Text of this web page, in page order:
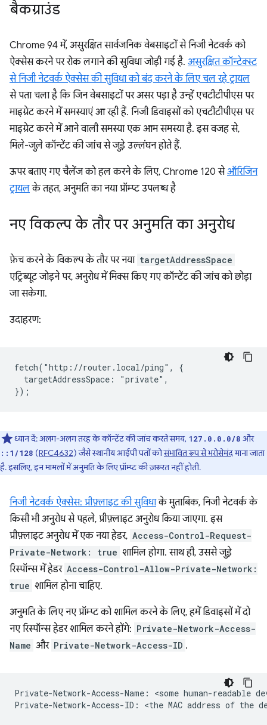
बैकग्राउंड
Chrome 94 में, असुरक्षित सार्वजनिक वेबसाइटों से निजी नेटवर्क को
ऐक्सेस करने पर रोक लगाने की सुविधा जोड़ी गई है. असुरक्षित कॉन्टेक्स्ट
से निजी नेटवर्क ऐक्सेस की सुविधा को बंद करने के लिए चल रहे ट्रायल
से पता चला है कि जिन वेबसाइटों पर असर पड़ा है उन्हें एचटीटीपीएस पर
माइग्रेट करने में समस्याएं आ रही हैं. निजी डिवाइसों को एचटीटीपीएस पर
माइग्रेट करने में आने वाली समस्या एक आम समस्या है. इस वजह से,
मिले-जुले कॉन्टेंट की जांच से जुड़े उल्लंघन होते हैं.
ऊपर बताए गए चैलेंज को हल करने के लिए, Chrome 120 सेऑरिजिन
ट्रायलके तहत, अनुमति का नया प्रॉम्प्ट उपलब्ध है
नए विकल्प के तौर पर अनुमति का अनुरोध
फ़ेच करने के विकल्प के तौर पर नया targetAddressSpace
एट्रिब्यूट जोड़ने पर, अनुरोध में मिक्स किए गए कॉन्टेंट की जांच को छोड़ा
जा सकेगा.
उदाहरण:
fetch("http://router.local/ping", {
  targetAddressSpace: "private",
ध्यान दें: अलग-अलग तरह के कॉन्टेंट की जांच करते समय, 127.0.0.0/8 और
::1/128 (RFC4632) जैसे स्थानीय आईपी पतों कोसंभावित रूप से भरोसेमंदमाना जाता
है. इसलिए, इन मामलों में अनुमति के लिए प्रॉम्प्ट की ज़रूरत नहीं होती.
निजी नेटवर्क ऐक्सेस: प्रीफ़्लाइट की सुविधाके मुताबिक, निजी नेटवर्क के
किसी भी अनुरोध से पहले, प्रीफ़्लाइट अनुरोध किया जाएगा. इस
प्रीफ़्लाइट अनुरोध में एक नया हेडर, Access-Control-Request-
Private-Network: true शामिल होगा. साथ ही, उससे जुड़े
रिस्पॉन्स में हेडर Access-Control-Allow-Private-Network:
true शामिल होना चाहिए.
अनुमति के लिए नए प्रॉम्प्ट को शामिल करने के लिए, हमें डिवाइसों में दो
नए रिस्पॉन्स हेडर शामिल करने होंगे: Private-Network-Access-
Name और Private-Network-Access-ID .
Private-Network-Access-Name: <some human-readable